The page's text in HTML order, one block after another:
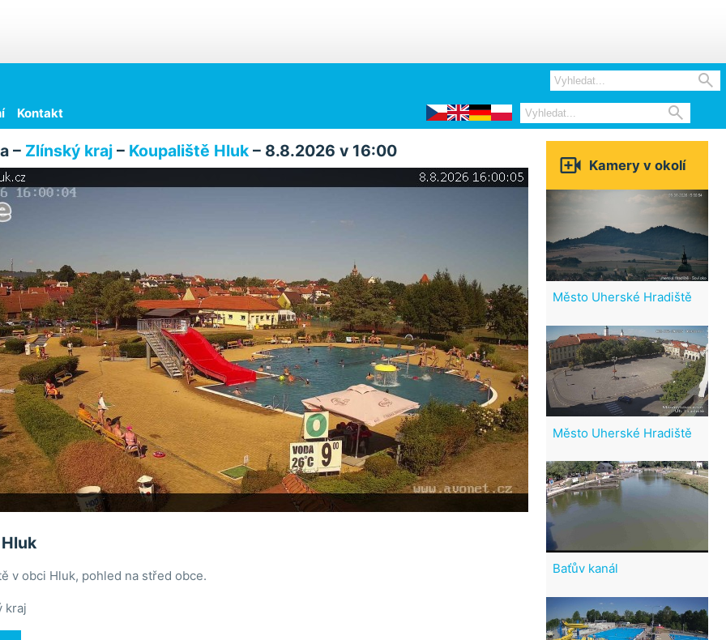

Kontakt 
– Zlínský kraj– Koupaliště Hluk– 8.8.2026 v 16:00
v obci Hluk, pohled na střed obce.
kraj
 Kamery v okolí
Město Uherské Hradiště
Město Uherské Hradiště
Baťův kanál